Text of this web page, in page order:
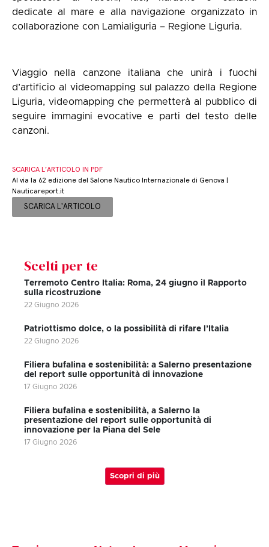
dedicate al mare e alla navigazione organizzato in
collaborazione con Lamialiguria – Regione Liguria.
Viaggio nella canzone italiana che unirà i fuochi
d’artificio al videomapping sul palazzo della Regione
Liguria, videomapping che permetterà al pubblico di
seguire immagini evocative e parti del testo delle
canzoni.
SCARICA L’ARTICOLO IN PDF
Al via la 62 edizione del Salone Nautico Internazionale di Genova |
Nauticareport.it
SCARICA L'ARTICOLO
Scelti per te
Terremoto Centro Italia: Roma, 24 giugno il Rapporto
sulla ricostruzione
22 Giugno 2026
Patriottismo dolce, o la possibilità di rifare l’Italia
22 Giugno 2026
Filiera bufalina e sostenibilità: a Salerno presentazione
del report sulle opportunità di innovazione
17 Giugno 2026
Filiera bufalina e sostenibilità, a Salerno la
presentazione del report sulle opportunità di
innovazione per la Piana del Sele
17 Giugno 2026
Scopri di più